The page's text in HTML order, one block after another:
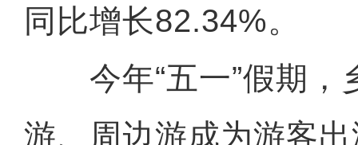
同比增长82.34%。
今年“五一”假期，
游、周边游成为游客